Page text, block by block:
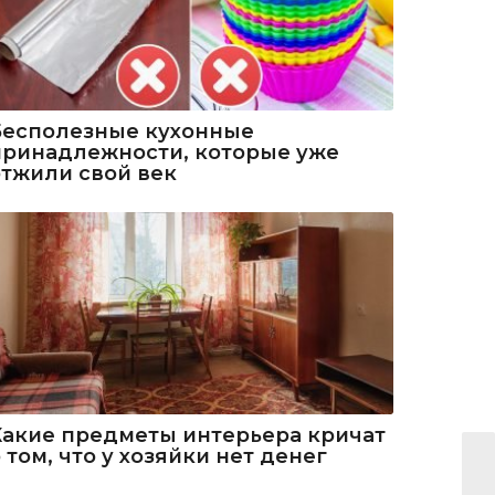
кухонные
которые уже
свой век
предметы интерьера кричат
том, что у хозяйки нет денег